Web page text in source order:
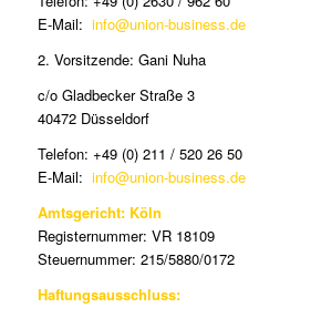
E-Mail: info@union-business.de
2. Vorsitzende: Gani Nuha
c/o Gladbecker Straße 3
40472 Düsseldorf
Telefon: +49 (0) 211 / 520 26 50
E-Mail: info@union-business.de
Amtsgericht: Köln
Registernummer: VR 18109
Steuernummer: 215/5880/0172
Haftungsausschluss: